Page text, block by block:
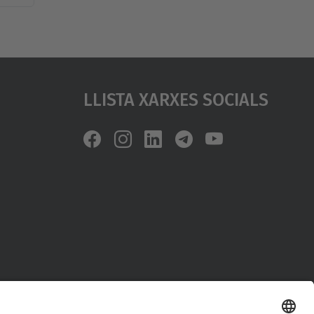
Llista Xarxes Socials